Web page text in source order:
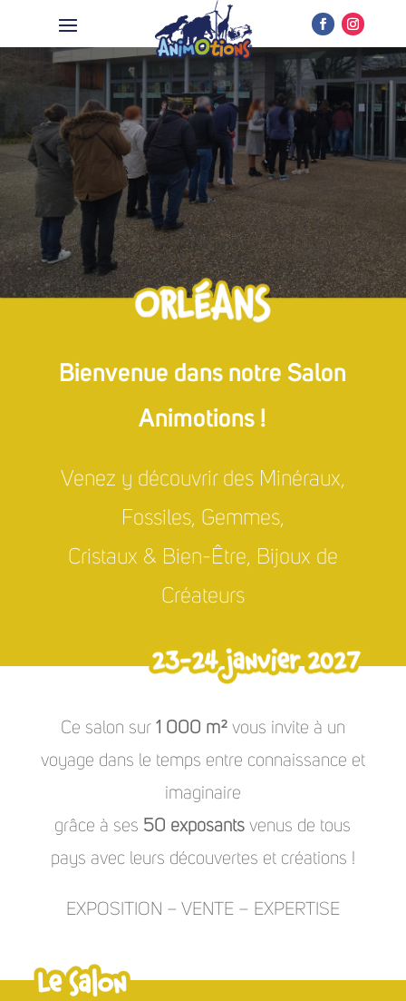
Bienvenue dans notre Salon
Animotions !
Venez y découvrir des Minéraux,
Fossiles, Gemmes,
Cristaux & Bien-Être, Bijoux de
Créateurs
Ce salon sur 1 000 m²vous invite à un
voyage dans le temps entre connaissance et
imaginaire
grâce à ses 50 exposants venus de tous
pays avec leurs découvertes et créations !
EXPOSITION – VENTE – EXPERTISE